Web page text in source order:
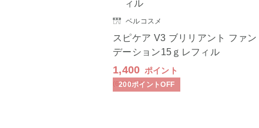
ベルコスメ
スピケア V3 ブリリアント ファン
デーション15ｇレフィル
1,400 ポイント
(6,300円)
200ポイントOFF